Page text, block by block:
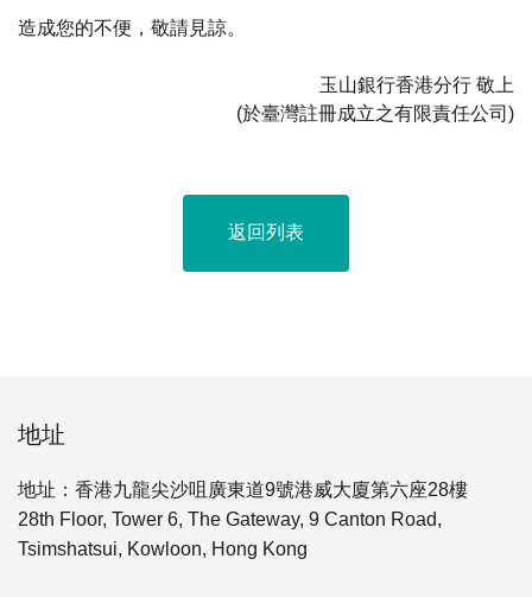
造成您的不便，敬請見諒。
玉山銀行香港分行 敬上
(於臺灣註冊成立之有限責任公司)
返回列表
地址
地址：香港九龍尖沙咀廣東道9號港威大廈第六座28樓
28th Floor, Tower 6, The Gateway, 9 Canton Road,
Tsimshatsui, Kowloon, Hong Kong